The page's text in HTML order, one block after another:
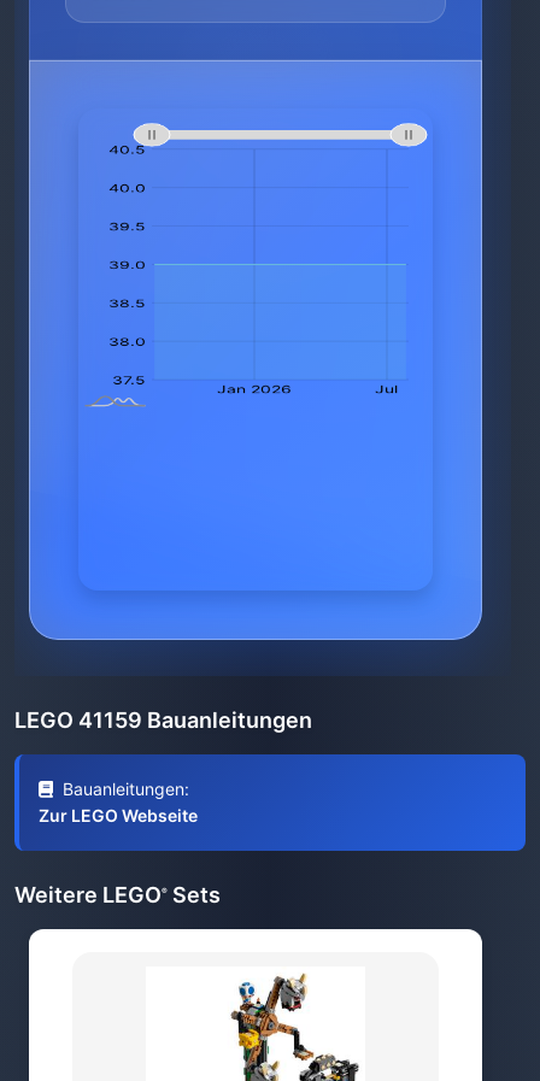
LEGO 41159 Bauanleitungen
Bauanleitungen:
Zur LEGO Webseite
Weitere LEGO® Sets